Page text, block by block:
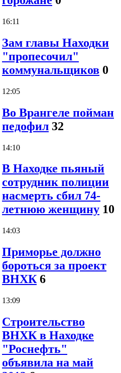
16:11
Зам главы Находки
"пропесочил"
коммунальщиков 0
12:05
Во Врангеле пойман
педофил 32
14:10
В Находке пьяный
сотрудник полиции
насмерть сбил 74-
летнюю женщину 10
14:03
Приморье должно
бороться за проект
ВНХК 6
13:09
Строительство
ВНХК в Находке
"Роснефть"
объявила на май